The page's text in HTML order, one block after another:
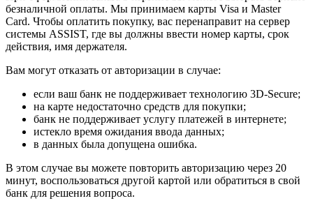
безналичной оплаты. Мы принимаем карты Visa и Master
Card. Чтобы оплатить покупку, вас перенаправит на сервер
системы ASSIST, где вы должны ввести номер карты, срок
действия, имя держателя.
Вам могут отказать от авторизации в случае:
если ваш банк не поддерживает технологию 3D-Secure;
на карте недостаточно средств для покупки;
банк не поддерживает услугу платежей в интернете;
истекло время ожидания ввода данных;
в данных была допущена ошибка.
В этом случае вы можете повторить авторизацию через 20
минут, воспользоваться другой картой или обратиться в свой
банк для решения вопроса.